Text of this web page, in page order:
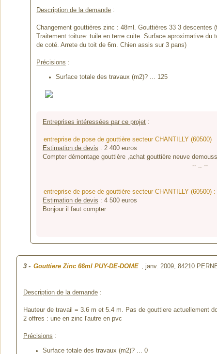
Description de la demande :
Changement gouttières zinc : 48ml. Gouttières 33 3 descentes
Traitement toiture: tuile en terre cuite. Surface aproximative du
de coté. Arrete du toit de 6m. Chien assis sur 3 pans)
Précisions :
Surface totale des travaux (m2)? ... 125
...
Entreprises intéressées par ce projet:
entreprise de pose de gouttière secteur CHANTILLY (60500)
Estimation de devis : 2 400euros
Compter démontage gouttière ,achat gouttière neuve
-- .. --
entreprise de pose de gouttière secteur CHANTILLY (60500) :
Estimation de devis : 4 500euros
Bonjour il faut compter
3- Gouttiere Zinc 66ml PUY-DE-DOME , janv. 2009, 84210
Description de la demande:
Hauteur de travail = 3.6 m et 5.4 m. Pas de gouttiere actuellement
2 offres : une en zinc l'autre en pvc
Précisions :
Surface totale des travaux (m2)? ... 0